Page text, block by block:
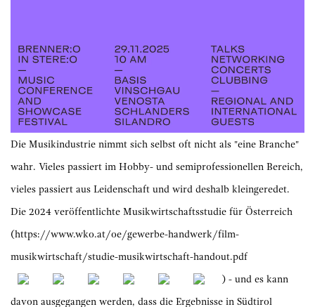
Die Musikindustrie nimmt sich selbst oft nicht als "eine Branche"
wahr. Vieles passiert im Hobby- und semiprofessionellen Bereich,
vieles passiert aus Leidenschaft und wird deshalb kleingeredet.
Die 2024 veröffentlichte Musikwirtschaftsstudie für Österreich
(https://www.wko.at/oe/gewerbe-handwerk/film-
musikwirtschaft/studie-musikwirtschaft-handout.pdf
) - und es kann
davon ausgegangen werden, dass die Ergebnisse in Südtirol